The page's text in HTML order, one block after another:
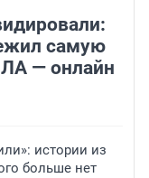
самую
— онлайн
истории из
больше нет